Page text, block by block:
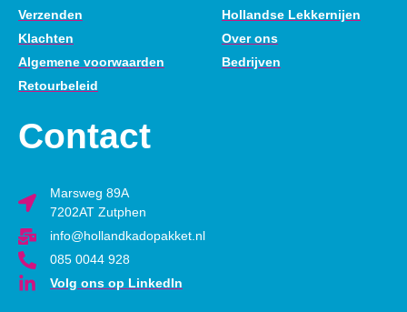
Verzenden
Klachten
Algemene voorwaarden
Retourbeleid
Hollandse Lekkernijen
Over ons
Bedrijven
Contact
Marsweg 89A
7202AT Zutphen
info@hollandkadopakket.nl
085 0044 928
Volg ons op LinkedIn